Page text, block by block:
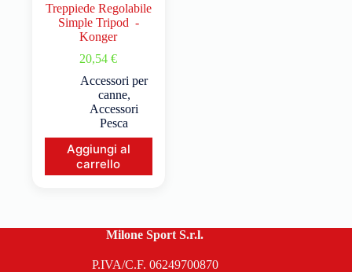
Treppiede Regolabile
Simple Tripod -
Konger
20,54€
Accessori per
canne,
Accessori
Pesca
Aggiungi al
carrello
Milone Sport S.r.l.
P.IVA/C.F. 06249700870